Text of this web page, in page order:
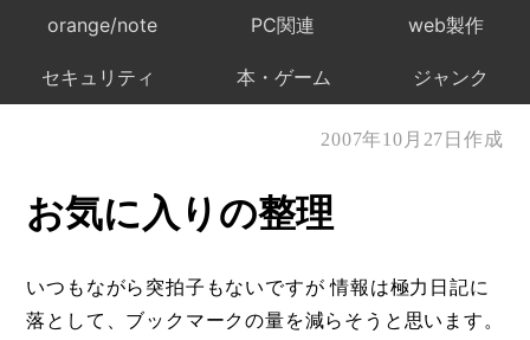
orange/note PC関連 web製作
セキュリティ 本・ゲーム ジャンク
2007年10月27日作成
お気に入りの整理
いつもながら突拍子もないですが 情報は極力日記に
落として、ブックマークの量を減らそうと思います。